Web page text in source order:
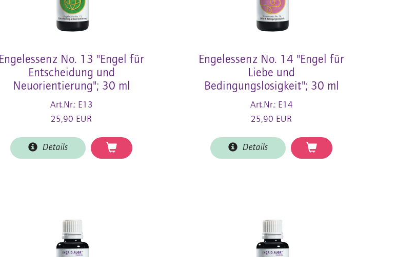
Engelessenz No. 13 "Engel für
Entscheidung und
Neuorientierung"; 30 ml
Art.Nr.: E13
25,90 EUR
Details
Engelessenz No. 14 "Engel für
Liebe und
Bedingungslosigkeit"; 30 ml
Art.Nr.: E14
25,90 EUR
Details